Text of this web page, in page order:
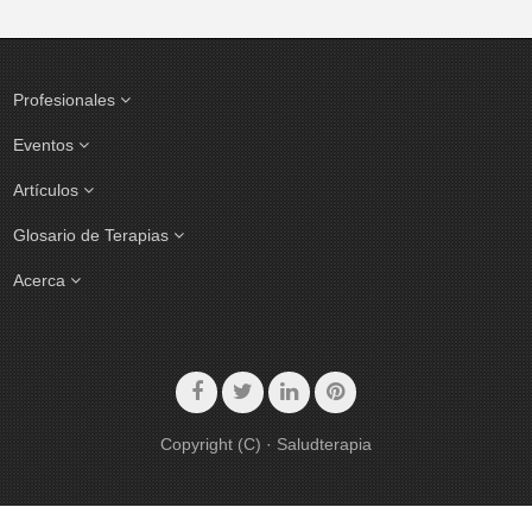
Profesionales
Eventos
Artículos
Glosario de Terapias
Acerca
Copyright (C) · Saludterapia